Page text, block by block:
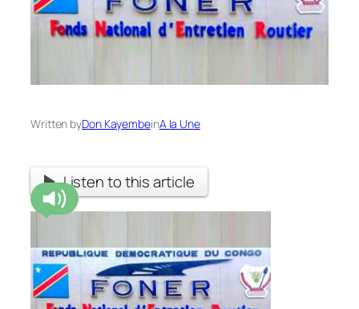
Written byDon KayembeinA la Une
Listen to this article